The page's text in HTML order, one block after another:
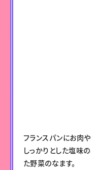
フランスパンにお肉
しっかりとした塩味
た野菜のなます。